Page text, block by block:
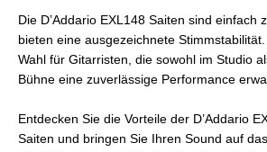
Die D’Addario EXL148 Saiten sind einfach
bieten eine ausgezeichnete
Wahl für Gitarristen, die sowohl im Studio
Bühne eine zuverlässige Performance
Entdecken Sie die Vorteile der D’Addario
Saiten und bringen Sie Ihren Sound auf